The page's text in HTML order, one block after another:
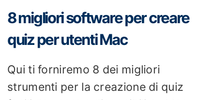
8 migliori software per creare
quiz per utenti Mac
Qui ti forniremo 8 dei migliori
strumenti per la creazione di quiz